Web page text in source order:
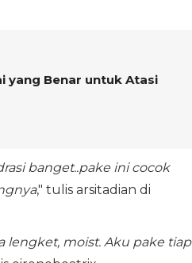
yang Benar untuk Atasi
banget..pake ini cocok
," tulis arsitadian di
lengket, moist. Aku pake tiap